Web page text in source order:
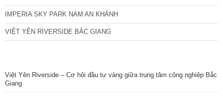
IMPERIA SKY PARK NAM AN KHÁNH
VIỆT YÊN RIVERSIDE BẮC GIANG
Việt Yên Riverside – Cơ hội đầu tư vàng giữa trung tâm công nghiệp Bắc
Giang